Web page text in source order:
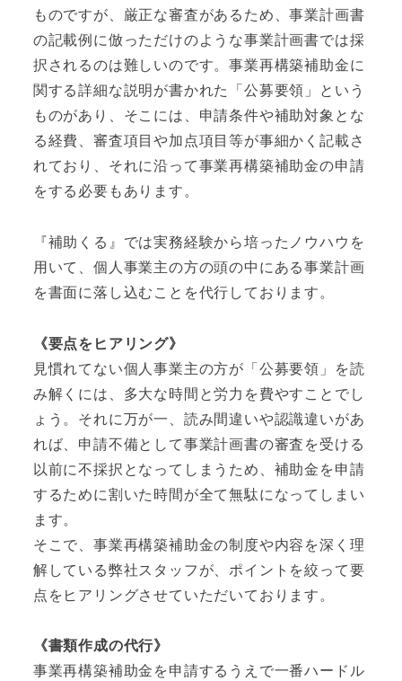
ものですが、厳正な審査があるため、事業計画書
の記載例に倣っただけのような事業計画書では採
択されるのは難しいのです。事業再構築補助金に
関する詳細な説明が書かれた「公募要領」という
ものがあり、そこには、申請条件や補助対象とな
る経費、審査項目や加点項目等が事細かく記載さ
れており、それに沿って事業再構築補助金の申請
をする必要もあります。
『補助くる』では実務経験から培ったノウハウを
用いて、個人事業主の方の頭の中にある事業計画
を書面に落し込むことを代行しております。
《要点をヒアリング》
見慣れてない個人事業主の方が「公募要領」を読
み解くには、多大な時間と労力を費やすことでし
ょう。それに万が一、読み間違いや認識違いがあ
れば、申請不備として事業計画書の審査を受ける
以前に不採択となってしまうため、補助金を申請
するために割いた時間が全て無駄になってしまい
ます。
そこで、事業再構築補助金の制度や内容を深く理
解している弊社スタッフが、ポイントを絞って要
点をヒアリングさせていただいております。
《書類作成の代行》
事業再構築補助金を申請するうえで一番ハードル